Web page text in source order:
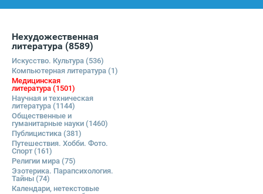
Нехудожественная
литература (8589)
Искусство. Культура (536)
Компьютерная литература (1)
Медицинская
литература (1501)
Научная и техническая
литература (1144)
Общественные и
гуманитарные науки (1460)
Публицистика (381)
Путешествия. Хобби. Фото.
Спорт(161)
Религии мира (75)
Эзотерика. Парапсихология.
Тайны (74)
Календари, нетекстовые